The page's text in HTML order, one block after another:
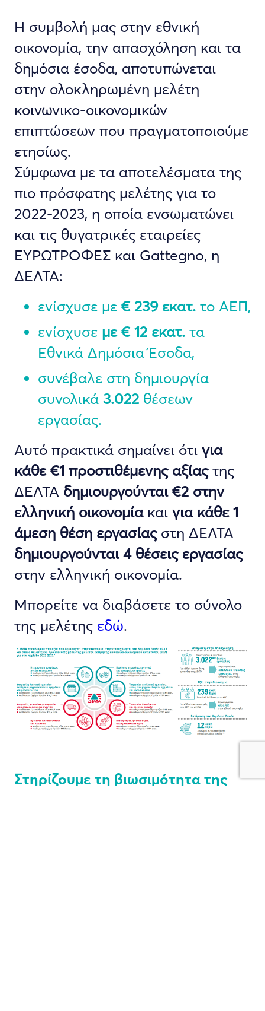
Η συμβολή μας στην εθνική
οικονομία, την απασχόληση και τα
δημόσια έσοδα, αποτυπώνεται
στην ολοκληρωμένη μελέτη
κοινωνικο-οικονομικών
επιπτώσεων που πραγματοποιούμε
ετησίως.
Σύμφωνα με τα αποτελέσματα της
πιο πρόσφατης μελέτης για το
2022-2023, η οποία ενσωματώνει
και τις θυγατρικές εταιρείες
ΕΥΡΩΤΡΟΦΕΣ και Gattegno, η
ΔΕΛΤΑ:
ενίσχυσε με € 239 εκατ. το ΑΕΠ,
ενίσχυσε με € 12 εκατ. τα
Εθνικά Δημόσια Έσοδα,
συνέβαλε στη δημιουργία
συνολικά 3.022 θέσεων
εργασίας.
Αυτό πρακτικά σημαίνει ότι για
κάθε €1 προστιθέμενης αξίαςτης
ΔΕΛΤΑ δημιουργούνται €2 στην
ελληνική οικονομίακαι για κάθε 1
άμεση θέση εργασίας στη ΔΕΛΤΑ
δημιουργούνται 4 θέσεις εργασίας
στην ελληνική οικονομία.
Μπορείτε να διαβάσετε το σύνολο
της μελέτης εδώ.
Στηρίζουμε τη βιωσιμότητα της